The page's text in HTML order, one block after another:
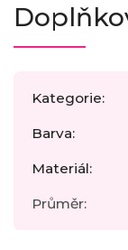
Kategorie:
Barva:
Materiál:
Průměr: